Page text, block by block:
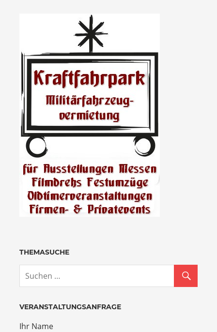
THEMASUCHE
VERANSTALTUNGSANFRAGE
Ihr Name